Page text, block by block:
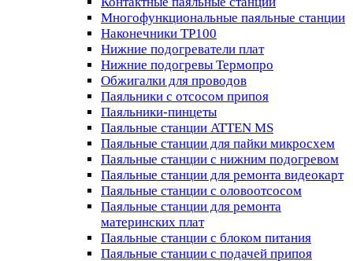
Многофункциональные паяльные станции
Наконечники TP100
Нижние подогреватели плат
Нижние подогревы Термопро
Обжигалки для проводов
Паяльники с отсосом припоя
Паяльники-пинцеты
Паяльные станции ATTEN MS
Паяльные станции для пайки микросхем
Паяльные станции с нижним подогревом
Паяльные станции для ремонта видеокарт
Паяльные станции с оловоотсосом
Паяльные станции для ремонта
материнских плат
Паяльные станции с блоком питания
Паяльные станции с подачей припоя